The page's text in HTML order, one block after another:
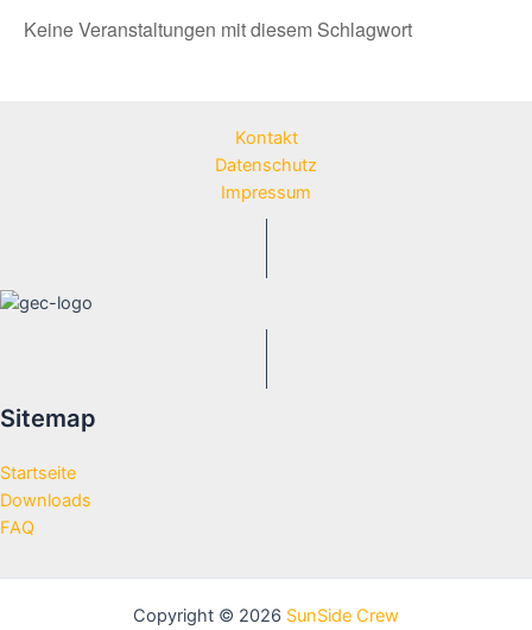
Keine Veranstaltungen mit diesem Schlagwort
Kontakt
Datenschutz
Impressum
Sitemap
Startseite
Downloads
FAQ
Copyright © 2026 SunSide Crew